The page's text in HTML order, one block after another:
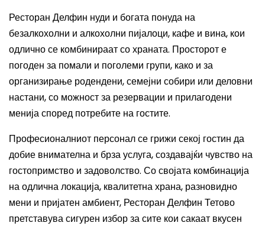
Ресторан Делфин нуди и богата понуда на
безалкохолни и алкохолни пијалоци, кафе и вина, кои
одлично се комбинираат со храната. Просторот е
погоден за помали и поголеми групи, како и за
организирање родендени, семејни собири или деловни
настани, со можност за резервации и прилагодени
менија според потребите на гостите.
Професионалниот персонал се грижи секој гостин да
добие внимателна и брза услуга, создавајќи чувство на
гостопримство и задоволство. Со својата комбинација
на одлична локација, квалитетна храна, разновидно
мени и пријатен амбиент, Ресторан Делфин Тетово
претставува сигурен избор за сите кои сакаат вкусен